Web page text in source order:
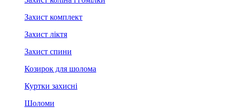
Захист комплект
Захист ліктя
Захист спини
Козирок для шолома
Куртки захисні
Шоломи